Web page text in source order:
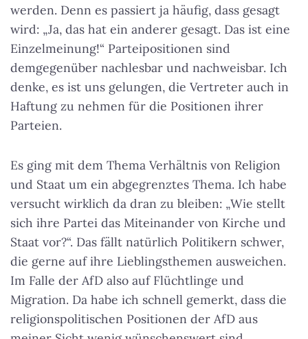
werden. Denn es passiert ja häufig, dass gesagt
wird: „Ja, das hat ein anderer gesagt. Das ist eine
Einzelmeinung!“ Parteipositionen sind
demgegenüber nachlesbar und nachweisbar. Ich
denke, es ist uns gelungen, die Vertreter auch in
Haftung zu nehmen für die Positionen ihrer
Parteien.
Es ging mit dem Thema Verhältnis von Religion
und Staat um ein abgegrenztes Thema. Ich habe
versucht wirklich da dran zu bleiben: „Wie stellt
sich ihre Partei das Miteinander von Kirche und
Staat vor?“. Das fällt natürlich Politikern schwer,
die gerne auf ihre Lieblingsthemen ausweichen.
Im Falle der AfD also auf Flüchtlinge und
Migration. Da habe ich schnell gemerkt, dass die
religionspolitischen Positionen der AfD aus